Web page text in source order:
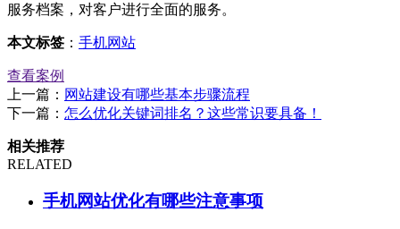
服务档案，对客户进行全面的服务。
本文标签 ： 手机网站
查看案例
上一篇： 网站建设有哪些基本步骤流程
下一篇： 怎么优化关键词排名？这些常识要具备！
相关推荐
RELATED
手机网站优化有哪些注意事项